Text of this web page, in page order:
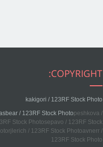
COPYRIGHT:
kakigori / 123RF Stock Photo
/ 123RF Stock Photopeshkova /
Stock Photosepavo / 123RF Stock
/ 123RF Stock Photoavnerr /
123RF Stock Photo